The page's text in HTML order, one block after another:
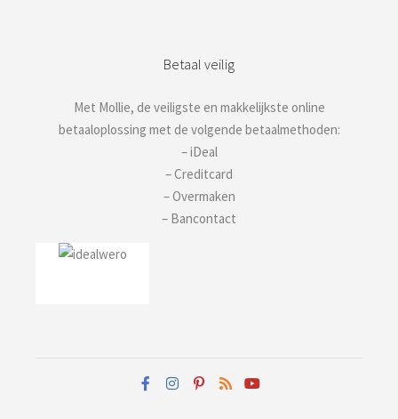
Betaal veilig
Met Mollie, de veiligste en makkelijkste online
betaaloplossing met de volgende betaalmethoden:
– iDeal
– Creditcard
– Overmaken
– Bancontact